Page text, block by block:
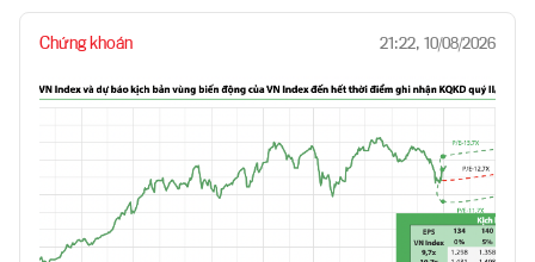
Chứng khoán 21:22, 10/08/2026